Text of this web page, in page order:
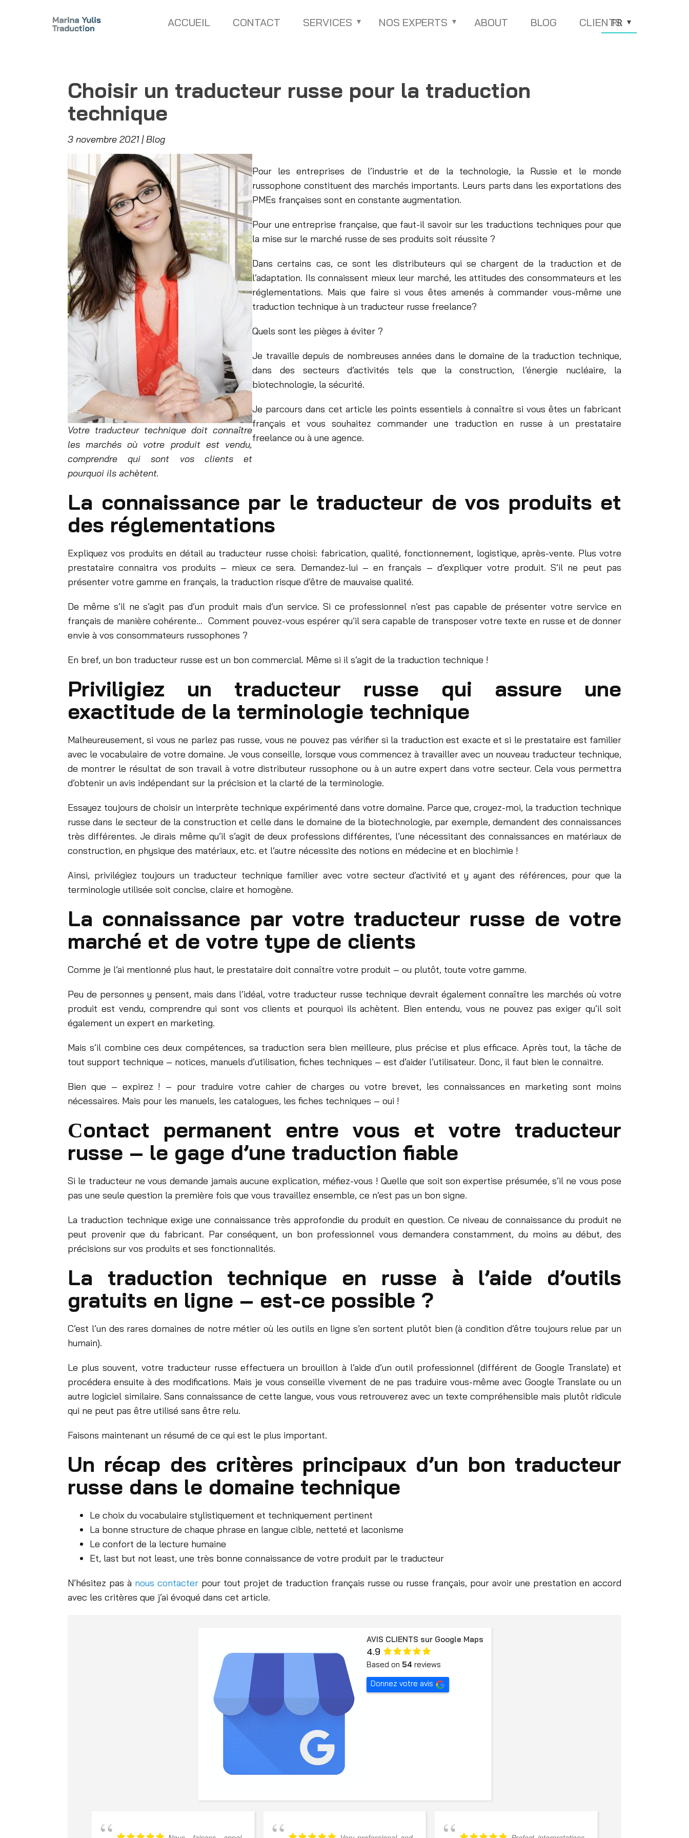
ACCUEIL CONTACT SERVICES NOS EXPERTS ABOUT BLOG CLIENTS
FR
Choisir un traducteur russe pour la traduction
technique
3 novembre 2021 Blog
Votre traducteur technique doit connaître
les marchés où votre produit est vendu,
comprendre qui sont vos clients et
pourquoi ils achètent.
Pour les entreprises de l’industrie et de la technologie, la Russie et le monde
russophone constituent des marchés importants. Leurs parts dans les exportations des
PMEs françaises sont en constante augmentation.
Pour une entreprise française, que faut-il savoir sur les traductions techniques pour que
la mise sur le marché russe de ses produits soit réussite ?
Dans certains cas, ce sont les distributeurs qui se chargent de la traduction et de
l’adaptation. Ils connaissent mieux leur marché, les attitudes des consommateurs et les
réglementations. Mais que faire si vous êtes amenés à commander vous-même une
traduction technique à un traducteur russe freelance?
Quels sont les pièges à éviter ?
Je travaille depuis de nombreuses années dans le domaine de la traduction technique,
dans des secteurs d’activités tels que la construction, l’énergie nucléaire, la
biotechnologie, la sécurité.
Je parcours dans cet article les points essentiels à connaître si vous êtes un fabricant
français et vous souhaitez commander une traduction en russe à un prestataire
freelance ou à une agence.
La connaissance par le traducteur de vos produits et
des réglementations
Expliquez vos produits en détail au traducteur russe choisi: fabrication, qualité, fonctionnement, logistique, après-vente. Plus votre
prestataire connaitra vos produits – mieux ce sera. Demandez-lui – en français – d’expliquer votre produit. S’il ne peut pas
présenter votre gamme en français, la traduction risque d’être de mauvaise qualité.
De même s’il ne s’agit pas d’un produit mais d’un service. Si ce professionnel n’est pas capable de présenter votre service en
français de manière cohérente… Comment pouvez-vous espérer qu’il sera capable de transposer votre texte en russe et de donner
envie à vos consommateurs russophones ?
En bref, un bon traducteur russe est un bon commercial. Même si il s’agit de la traduction technique !
Priviligiez un traducteur russe qui assure une
exactitude de la terminologie technique
Malheureusement, si vous ne parlez pas russe, vous ne pouvez pas vérifier si la traduction est exacte et si le prestataire est familier
avec le vocabulaire de votre domaine. Je vous conseille, lorsque vous commencez à travailler avec un nouveau traducteur technique,
de montrer le résultat de son travail à votre distributeur russophone ou à un autre expert dans votre secteur. Cela vous permettra
d’obtenir un avis indépendant sur la précision et la clarté de la terminologie.
Essayez toujours de choisir un interprète technique expérimenté dans votre domaine. Parce que, croyez-moi, la traduction technique
russe dans le secteur de la construction et celle dans le domaine de la biotechnologie, par exemple, demandent des connaissances
très différentes. Je dirais même qu’il s’agit de deux professions différentes, l’une nécessitant des connaissances en matériaux de
construction, en physique des matériaux, etc. et l’autre nécessite des notions en médecine et en biochimie !
Ainsi, privilégiez toujours un traducteur technique familier avec votre secteur d’activité et y ayant des références, pour que la
terminologie utilisée soit concise, claire et homogène.
La connaissance par votre traducteur russe de votre
marché et de votre type de clients
Comme je l’ai mentionné plus haut, le prestataire doit connaître votre produit – ou plutôt, toute votre gamme.
Peu de personnes y pensent, mais dans l’idéal, votre traducteur russe technique devrait également connaître les marchés où votre
produit est vendu, comprendre qui sont vos clients et pourquoi ils achètent. Bien entendu, vous ne pouvez pas exiger qu’il soit
également un expert en marketing.
Mais s’il combine ces deux compétences, sa traduction sera bien meilleure, plus précise et plus efficace. Après tout, la tâche de
tout support technique – notices, manuels d’utilisation, fiches techniques – est d’aider l’utilisateur. Donc, il faut bien le connaitre.
Bien que – expirez ! – pour traduire votre cahier de charges ou votre brevet, les connaissances en marketing sont moins
nécessaires. Mais pour les manuels, les catalogues, les fiches techniques – oui !
Сontact permanent entre vous et votre traducteur
russe – le gage d’une traduction fiable
Si le traducteur ne vous demande jamais aucune explication, méfiez-vous ! Quelle que soit son expertise présumée, s’il ne vous pose
pas une seule question la première fois que vous travaillez ensemble, ce n’est pas un bon signe.
La traduction technique exige une connaissance très approfondie du produit en question. Ce niveau de connaissance du produit ne
peut provenir que du fabricant. Par conséquent, un bon professionnel vous demandera constamment, du moins au début, des
précisions sur vos produits et ses fonctionnalités.
La traduction technique en russe à l’aide d’outils
gratuits en ligne – est-ce possible ?
C’est l’un des rares domaines de notre métier où les outils en ligne s’en sortent plutôt bien (à condition d’être toujours relue par un
humain).
Le plus souvent, votre traducteur russe effectuera un brouillon à l’aide d’un outil professionnel (différent de Google Translate) et
procédera ensuite à des modifications. Mais je vous conseille vivement de ne pas traduire vous-même avec Google Translate ou un
autre logiciel similaire. Sans connaissance de cette langue, vous vous retrouverez avec un texte compréhensible mais plutôt ridicule
qui ne peut pas être utilisé sans être relu.
Faisons maintenant un résumé de ce qui est le plus important.
Un récap des critères principaux d’un bon traducteur
russe dans le domaine technique
Le choix du vocabulaire stylistiquement et techniquement pertinent
La bonne structure de chaque phrase en langue cible, netteté et laconisme
Le confort de la lecture humaine
Et, last but not least, une très bonne connaissance de votre produit par le traducteur
N’hésitez pas à nous contacter pour tout projet de traduction français russe ou russe français, pour avoir une prestation en accord
avec les critères que j’ai évoqué dans cet article.
AVIS CLIENTS sur Google Maps
4.9
Based on 54 reviews
Donnez votre avis